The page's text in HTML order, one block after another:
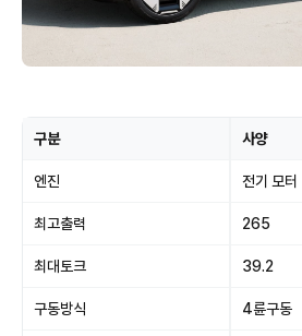
구분 사양
엔진 전기 모터
최고출력 265
최대토크 39.2
구동방식 4륜구동